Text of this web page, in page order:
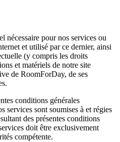
nécessaire pour nos services ou
et utilisé par ce dernier, ainsi
(y compris les droits
et matériels de notre site
de RoomForDay, de ses
conditions générales
services sont soumises à et régies
des présentes conditions
doit être exclusivement
compétente.